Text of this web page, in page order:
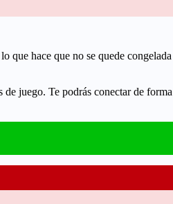
lo que hace que no se quede congelada
juego. Te podrás conectar de forma